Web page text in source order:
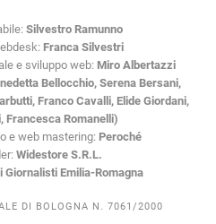
Silvestro Ramunno
Franca Silvestri
e sviluppo web: Miro Albertazzi
Bellocchio, Serena Bersani,
Franco Cavalli, Elide Giordani,
Francesca Romanelli)
e web mastering: Peroché
Widestore S.R.L.
Giornalisti Emilia-Romagna
DI BOLOGNA N. 7061/2000